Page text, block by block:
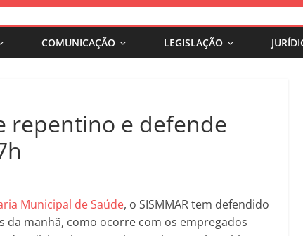
COMUNICAÇÃO LEGISLAÇÃO
repentino e defende
Municipal de Saúde, o SISMMAR tem defendido
manhã, como ocorre com os empregados